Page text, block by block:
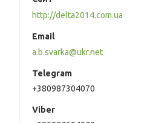
http://delta2014.com.ua
a.b.svarka@ukr.net
+380987304070